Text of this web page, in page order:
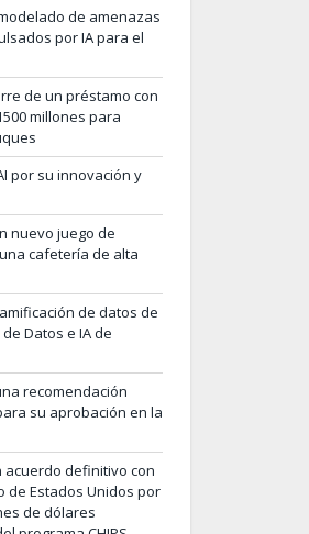
de amenazas
por IA para el
de un préstamo con
millones para
por su innovación y
nuevo juego de
cafetería de alta
de datos de
Datos e IA de
recomendación
su aprobación en la
acuerdo definitivo con
de Estados Unidos por
de dólares